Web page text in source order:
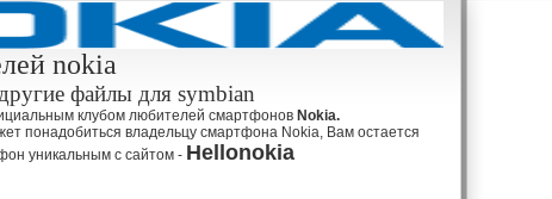
nokia
файлы для symbian
клубом любителей смартфонов Nokia.
понадобиться владельцу смартфона Nokia, Вам остается
уникальным с сайтом - Hellonokia